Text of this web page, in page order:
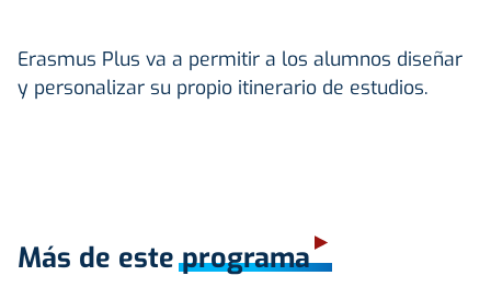
Erasmus Plus va a permitir a los alumnos diseñar
y personalizar su propio itinerario de estudios.
Más de este programa